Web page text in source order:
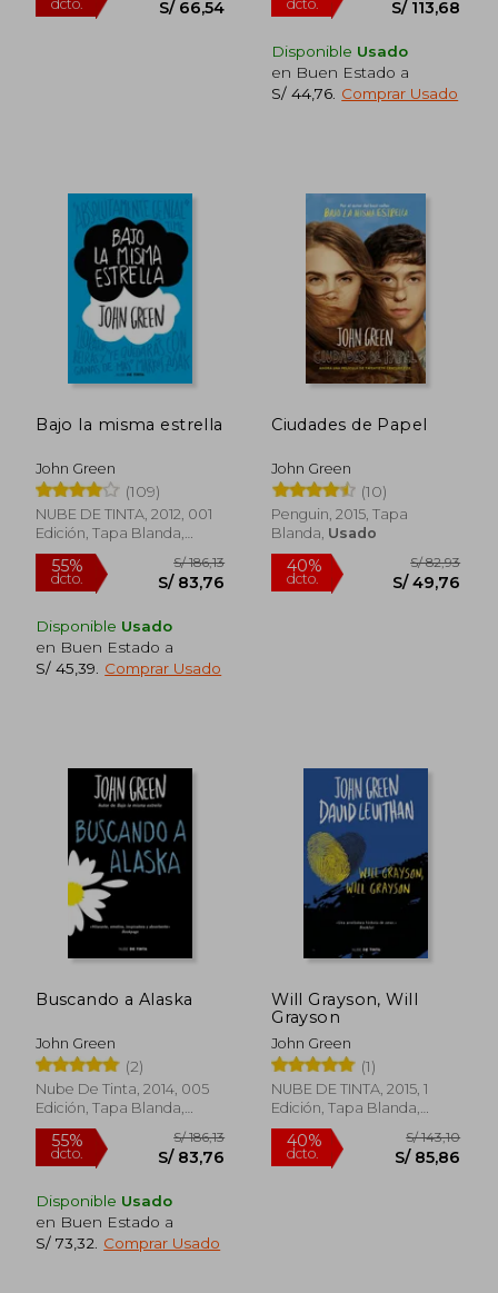
40%
dcto.
S/
Disponible Usado
en Buen Estado a
S/ 44,76 Comprar Usado
Bajo la misma estrella
John Green
(109)
NUBE DE TINTA, 2012, 001
Edición, Tapa Blanda,
Nuevo
Disponible Usado
en Buen Estado a
S/ 45,39
Comprar Usado
Ciudades de Papel
John Green
(10)
Penguin, 2015, Tapa
Blanda, Usado
Buscando a Alaska
John Green
(2)
Nube De Tinta, 2014, 005
Edición, Tapa Blanda,
Nuevo
Disponible Usado
en Buen Estado a
S/ 73,32
Comprar Usado
Will Grayson, Will
Grayson
John Green
(1)
NUBE DE TINTA, 2015, 1
Edición, Tapa Blanda,
Nuevo